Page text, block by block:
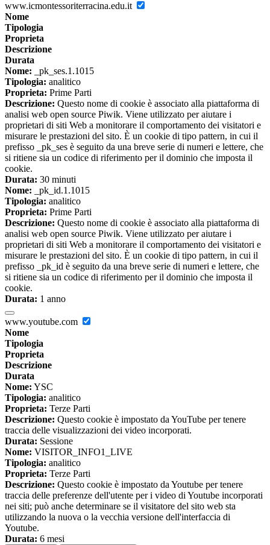
www.icmontessoriterracina.edu.it
Nome
Tipologia
Proprieta
Descrizione
Durata
Nome: _pk_ses.1.1015
Tipologia: analitico
Proprieta: Prime Parti
Descrizione: Questo nome di cookie è associato alla piattaforma di
analisi web open source Piwik. Viene utilizzato per aiutare i
proprietari di siti Web a monitorare il comportamento dei visitatori e
misurare le prestazioni del sito. È un cookie di tipo pattern, in cui il
prefisso _pk_ses è seguito da una breve serie di numeri e lettere, che
si ritiene sia un codice di riferimento per il dominio che imposta il
cookie.
Durata: 30 minuti
Nome: _pk_id.1.1015
Tipologia: analitico
Proprieta: Prime Parti
Descrizione: Questo nome di cookie è associato alla piattaforma di
analisi web open source Piwik. Viene utilizzato per aiutare i
proprietari di siti Web a monitorare il comportamento dei visitatori e
misurare le prestazioni del sito. È un cookie di tipo pattern, in cui il
prefisso _pk_id è seguito da una breve serie di numeri e lettere, che
si ritiene sia un codice di riferimento per il dominio che imposta il
cookie.
Durata: 1 anno
www.youtube.com
Nome
Tipologia
Proprieta
Descrizione
Durata
Nome: YSC
Tipologia: analitico
Proprieta: Terze Parti
Descrizione: Questo cookie è impostato da YouTube per tenere
traccia delle visualizzazioni dei video incorporati.
Durata: Sessione
Nome: VISITOR_INFO1_LIVE
Tipologia: analitico
Proprieta: Terze Parti
Descrizione: Questo cookie è impostato da Youtube per tenere
traccia delle preferenze dell'utente per i video di Youtube incorporati
nei siti; può anche determinare se il visitatore del sito web sta
utilizzando la nuova o la vecchia versione dell'interfaccia di
Youtube.
Durata: 6 mesi